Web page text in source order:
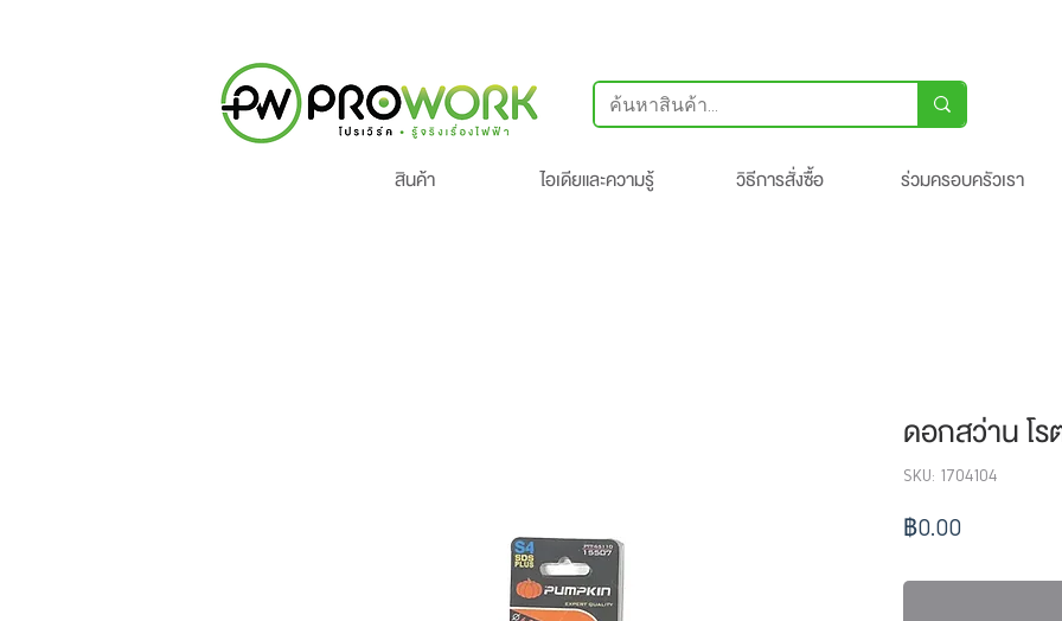
สินค้า ไอเดียและความรู้ วิธีการสั่งซื้อ ร่วมครอบครัวเรา
ดอกสว่าน โ
SKU: 1704104
฿0.00ราคา